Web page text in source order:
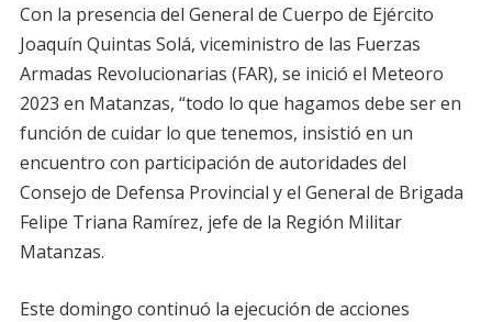
Con la presencia del General de Cuerpo de Ejército
Joaquín Quintas Solá, viceministro de las Fuerzas
Armadas Revolucionarias (FAR), se inició el Meteoro
2023 en Matanzas, “todo lo que hagamos debe ser en
función de cuidar lo que tenemos, insistió en un
encuentro con participación de autoridades del
Consejo de Defensa Provincial y el General de Brigada
Felipe Triana Ramírez, jefe de la Región Militar
Matanzas.
Este domingo continuó la ejecución de acciones